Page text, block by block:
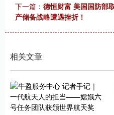
下一篇： 德恒财富 美国国防部
产储备战略遭遇挫折！
相关文章